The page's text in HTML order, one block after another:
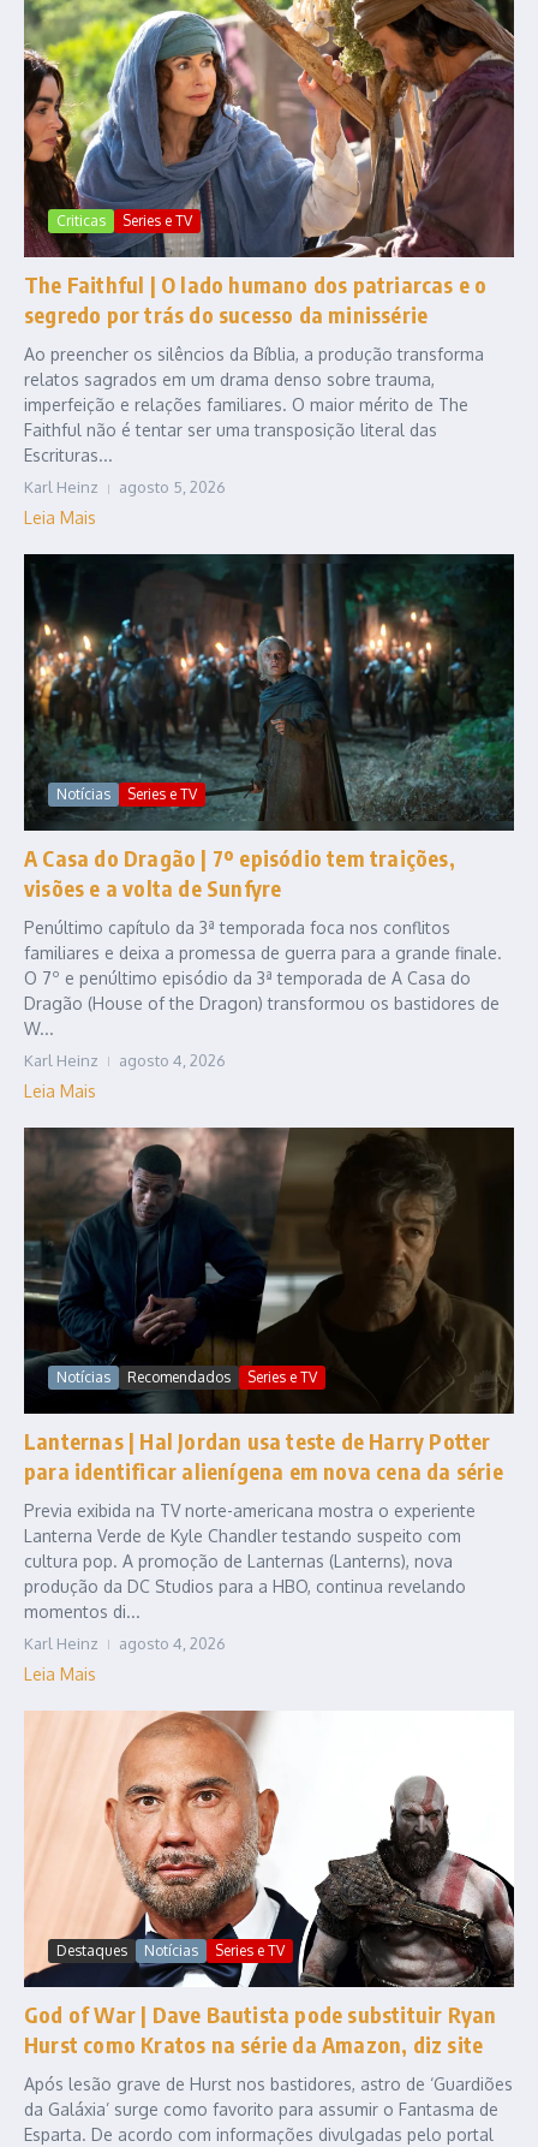
Criticas Series e TV
The Faithful | O lado humano dos patriarcas e o
segredo por trás do sucesso da minissérie
Ao preencher os silêncios da Bíblia, a produção transforma
relatos sagrados em um drama denso sobre trauma,
imperfeição e relações familiares. O maior mérito de The
Faithful não é tentar ser uma transposição literal das
Escrituras...
Karl Heinz agosto 5, 2026
Leia Mais
Notícias Series e TV
A Casa do Dragão | 7º episódio tem traições,
visões e a volta de Sunfyre
Penúltimo capítulo da 3ª temporada foca nos conflitos
familiares e deixa a promessa de guerra para a grande finale.
O 7º e penúltimo episódio da 3ª temporada de A Casa do
Dragão (House of the Dragon) transformou os bastidores de
W...
Karl Heinz agosto 4, 2026
Leia Mais
Notícias Recomendados Series e TV
Lanternas | Hal Jordan usa teste de Harry Potter
para identificar alienígena em nova cena da série
Previa exibida na TV norte-americana mostra o experiente
Lanterna Verde de Kyle Chandler testando suspeito com
cultura pop. A promoção de Lanternas (Lanterns), nova
produção da DC Studios para a HBO, continua revelando
momentos di...
Karl Heinz agosto 4, 2026
Leia Mais
Destaques Notícias Series e TV
God of War | Dave Bautista pode substituir Ryan
Hurst como Kratos na série da Amazon, diz site
Após lesão grave de Hurst nos bastidores, astro de ‘Guardiões
da Galáxia’ surge como favorito para assumir o Fantasma de
Esparta. De acordo com informações divulgadas pelo portal